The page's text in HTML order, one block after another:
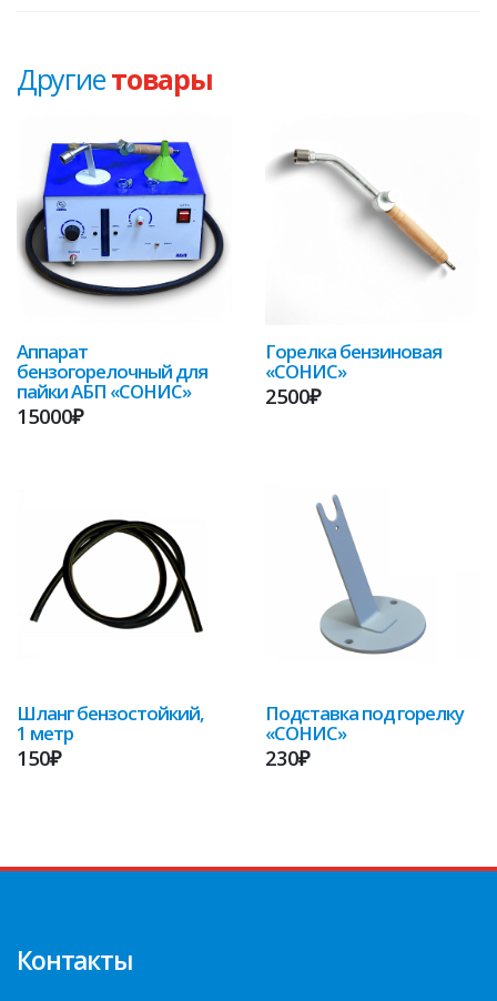
Другиетовары
Аппарат
бензогорелочный для
пайки АБП «СОНИС»
15000₽
Горелка бензиновая
«СОНИС»
2500₽
Шланг бензостойкий,
1 метр
150₽
Подставка под горелку
«СОНИС»
230₽
Контакты